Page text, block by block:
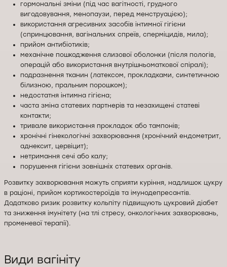
гормональні зміни (під час вагітності, грудного
вигодовування, менопаузи, перед менструацією);
використання агресивних засобів інтимної гігієни
(спринцювання, вагінальних спреїв, сперміцидів, мила);
прийом антибіотиків;
механічне пошкодження слизової оболонки (після пологів,
операцій або використання внутрішньоматкової спіралі);
подразнення тканин (латексом, прокладками, синтетичною
білизною, пральним порошком);
недостатня інтимна гігієна;
часта зміна статевих партнерів та незахищені статеві
контакти;
тривале використання прокладок або тампонів;
хронічні гінекологічні захворювання (хронічний ендометрит,
аднексит, цервіцит);
нетримання сечі або калу;
порушення гігієни зовнішніх статевих органів.
Розвитку захворювання можуть сприяти куріння, надлишок цукру
в раціоні, прийом кортикостероїдів та імунодепресантів.
Додатково ризик розвитку кольпіту підвищують цукровий діабет
та зниження імунітету (на тлі стресу, онкологічних захворювань,
променевої терапії).
Види вагініту